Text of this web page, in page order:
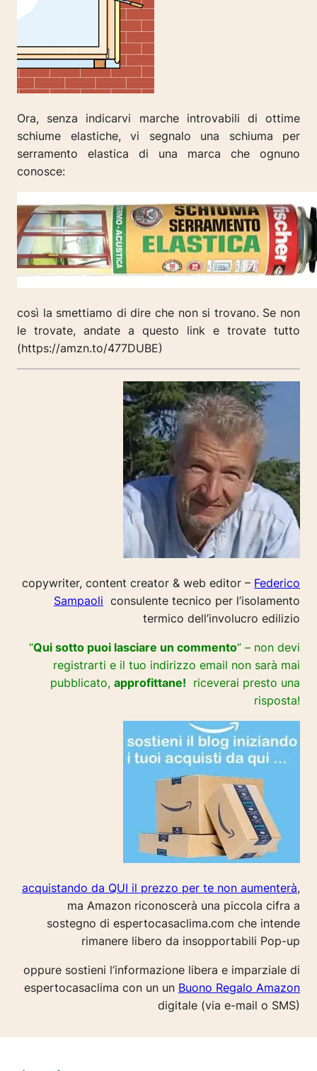
Ora, senza indicarvi marche introvabili di ottime
schiume elastiche, vi segnalo una schiuma per
serramento elastica di una marca che ognuno
conosce:
così la smettiamo di dire che non si trovano. Se non
le trovate, andate a questo link e trovate tutto
(https://amzn.to/477DUBE)
copywriter, content creator & web editor – Federico
Sampaoli consulente tecnico per l’isolamento
termico dell’involucro edilizio
“Qui sotto puoi lasciare un commento” – non devi
registrarti e il tuo indirizzo email non sarà mai
pubblicato, approfittane! riceverai presto una
risposta!
acquistando da QUI il prezzo per te non aumenterà,
ma Amazon riconoscerà una piccola cifra a
sostegno di espertocasaclima.com che intende
rimanere libero da insopportabili Pop-up
oppure sostieni l’informazione libera e imparziale di
espertocasaclima con un un Buono Regalo Amazon
digitale (via e-mail o SMS)